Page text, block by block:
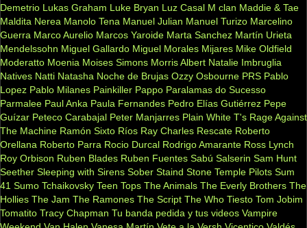
Demetrio Lukas Graham Luke Bryan Luz Casal M clan Maddie & Tae
Maldita Nerea Manolo Tena Manuel Julian Manuel Turizo Marcelino
Guerra Marco Aurelio Marcos Yaroide Marta Sanchez Martín Urieta
Mendelssohn Miguel Gallardo Miguel Morales Mijares Mike Oldfield
Moderatto Moenia Moises Simons Morris Albert Natalie Imbruglia
Natives Natti Natasha Noche de Brujas Ozzy Osbourne PRS Pablo
Lopez Pablo Milanes Painkiller Pappo Paralamas do Sucesso
Parmalee Paul Anka Paula Fernandes Pedro Elías Gutiérrez Pepe
Guízar Peteco Carabajal Peter Manjarres Plain White T's Rage Against
The Machine Ramón Sixto Ríos Ray Charles Rescate Roberto
Orellana Roberto Parra Rocio Durcal Rodrigo Amarante Ross Lynch
Roy Orbison Ruben Blades Ruben Fuentes Sabú Salserin Sam Hunt
Seether Sleeping with Sirens Sober Staind Stone Temple Pilots Sum
41 Sumo Tchaikovsky Teen Tops The Animals The Everly Brothers The
Hollies The Jam The Ramones The Script The Who Tiesto Tom Jobim
Tomatito Tracy Chapman Tu banda pedida y tus videos Vampire